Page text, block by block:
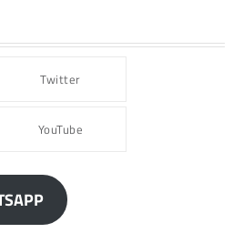
Twitter
YouTube